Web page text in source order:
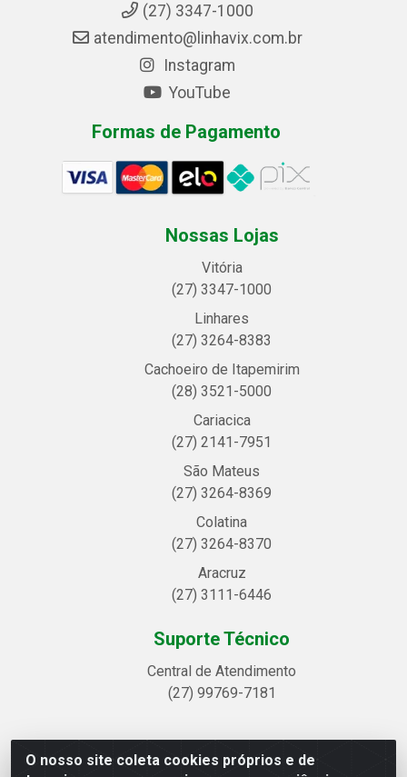
O nosso site coleta cookies próprios e de
(27) 3347-1000
atendimento@linhavix.com.br
Instagram
YouTube
Formas de Pagamento
Nossas Lojas
Vitória
(27) 3347-1000
Linhares
(27) 3264-8383
Cachoeiro de Itapemirim
(28) 3521-5000
Cariacica
(27) 2141-7951
São Mateus
(27) 3264-8369
Colatina
(27) 3264-8370
Aracruz
(27) 3111-6446
Suporte Técnico
Central de Atendimento
(27) 99769-7181
Linhavix Distribuidora LTDA - Avenida Alegre, 2521 -